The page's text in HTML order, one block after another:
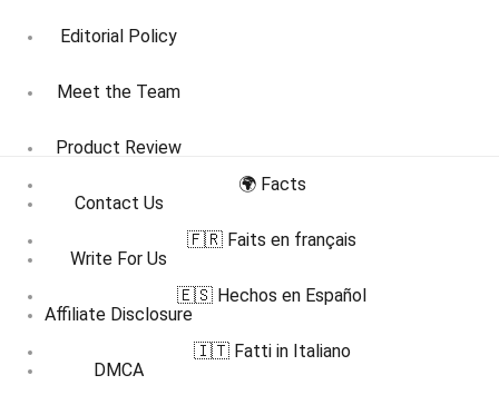
Editorial Policy
Meet the Team
Product Review
Contact Us
Write For Us
Affiliate Disclosure
DMCA
🌍 Facts
🇫🇷 Faits en français
🇪🇸 Hechos en Español
🇮🇹 Fatti in Italiano